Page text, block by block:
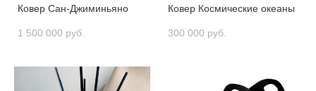
Ковер Сан-Джиминьяно
1 500 000 pуб.
Ковер Космические океаны
300 000 pуб.